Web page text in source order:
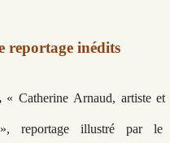
reportage inédits
« Catherine Arnaud, artiste
», reportage illustré par